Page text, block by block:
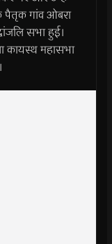
पैतृक गांव ओबरा
सभा हुई।
कायस्थ महासभा